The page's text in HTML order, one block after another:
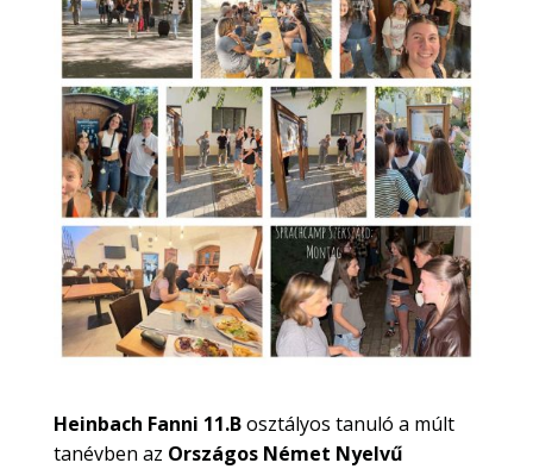
Heinbach Fanni 11.Bosztályos tanuló a múlt
tanévben az Országos Német Nyelvű